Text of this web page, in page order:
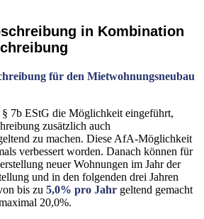
in Kombination
für den Mietwohnungsneubau
7b EStG die Möglichkeit eingeführt,
zusätzlich auch
zu machen. Diese AfA-Möglichkeit
verbessert worden. Danach können für
neuer Wohnungen im Jahr der
und in den folgenden drei Jahren
bis zu 5,0% pro Jahr geltend gemacht
20,0%.